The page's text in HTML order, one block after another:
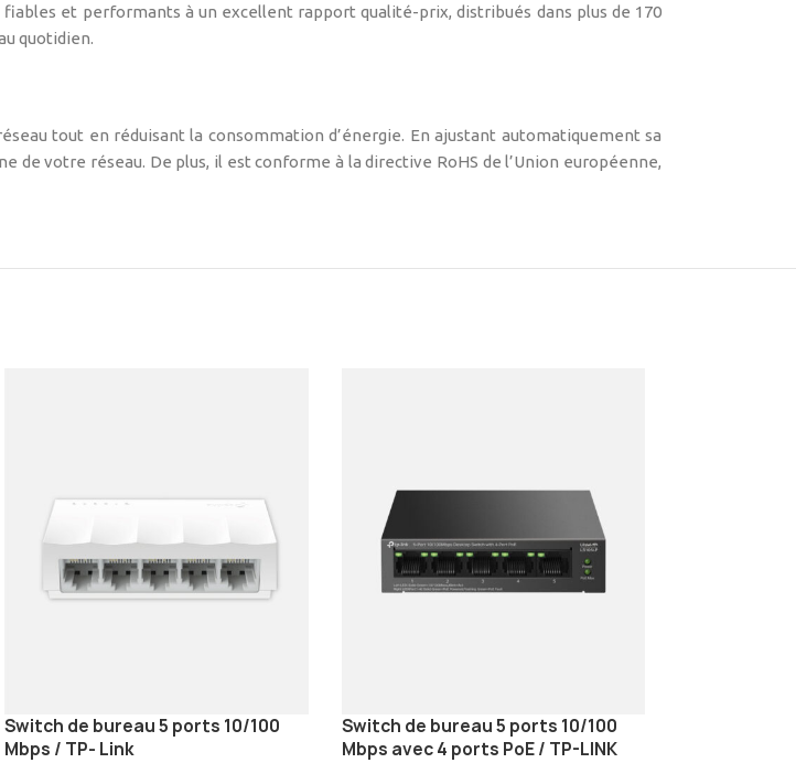
et performants à un excellent rapport qualité-prix, distribués dans plus de 170
quotidien.
tout en réduisant la consommation d’énergie. En ajustant automatiquement sa
votre réseau. De plus, il est conforme à la directive RoHS de l’Union européenne,
Switch de bureau 5 ports 10/100
Mbps / TP- Link
Switch de bureau 5 ports 10/100
Mbps avec 4 ports PoE / TP-LINK